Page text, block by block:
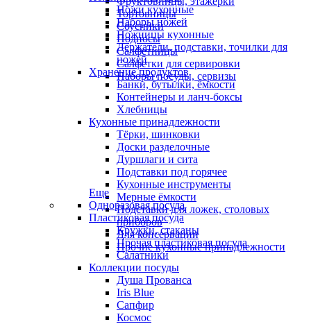
Тортовницы
Соусники
Подносы
Салфетницы
Салфетки для сервировки
Наборы посуды, сервизы
Ножи кухонные
Наборы ножей
Ножницы кухонные
Держатели, подставки, точилки для
ножей
Хранение продуктов
Банки, бутылки, ёмкости
Контейнеры и ланч-боксы
Хлебницы
Кухонные принадлежности
Тёрки, шинковки
Доски разделочные
Дуршлаги и сита
Подставки под горячее
Кухонные инструменты
Мерные ёмкости
Подставки для ложек, столовых
приборов
Для консервации
Прочие кухонные принадлежности
Еще
Одноразовая посуда
Пластиковая посуда
Кружки, стаканы
Прочая пластиковая посуда
Салатники
Коллекции посуды
Душа Прованса
Iris Blue
Сапфир
Космос